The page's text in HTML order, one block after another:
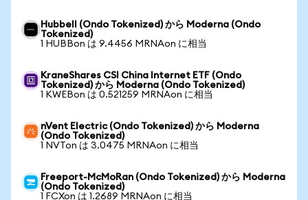
Hubbell (Ondo Tokenized) から Moderna (Ondo
Tokenized)
1 HUBBon は 9.4456 MRNAon に相当
KraneShares CSI China Internet ETF (Ondo
Tokenized) から Moderna (Ondo Tokenized)
1 KWEBon は 0.521259 MRNAon に相当
nVent Electric (Ondo Tokenized) から Moderna
(Ondo Tokenized)
1 NVTon は 3.0475 MRNAon に相当
Freeport-McMoRan (Ondo Tokenized) から Moderna
(Ondo Tokenized)
1 FCXon は 1.2689 MRNAon に相当